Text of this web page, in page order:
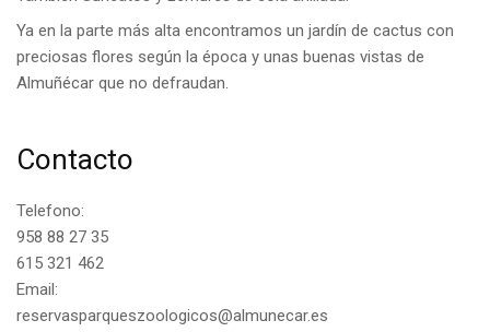
Ya en la parte más alta encontramos un jardín de cactus con
preciosas flores según la época y unas buenas vistas de
Almuñécar que no defraudan.
Contacto
Telefono:
958 88 27 35
615 321 462
Email:
reservasparqueszoologicos@almunecar.es